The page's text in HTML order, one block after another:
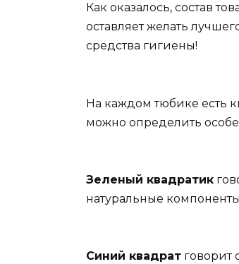
Как оказалось, состав
оставляет желать
средства гигиены!
На каждом тюбике есть
можно определить
Зеленый квадратик
натуральные
Синий квадрат говорит